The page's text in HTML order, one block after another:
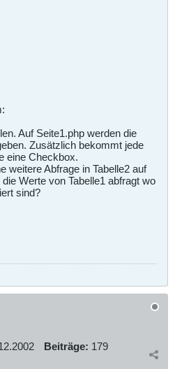
Auf Seite1.php werden die
Zusätzlich bekommt jede
eine Checkbox.
weitere Abfrage in Tabelle2 auf
Werte von Tabelle1 abfragt wo
sind?
Beiträge: 179